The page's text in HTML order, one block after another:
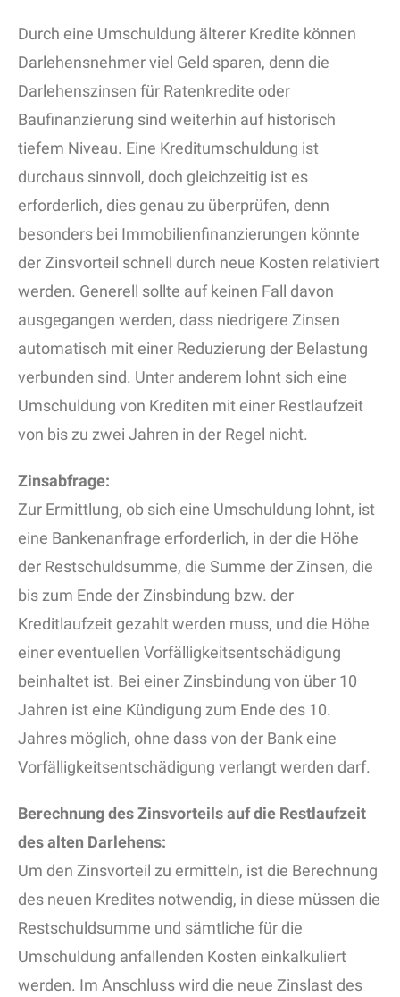
Durch eine Umschuldung älterer Kredite können
Darlehensnehmer viel Geld sparen, denn die
Darlehenszinsen für Ratenkredite oder
Baufinanzierung sind weiterhin auf historisch
tiefem Niveau. Eine Kreditumschuldung ist
durchaus sinnvoll, doch gleichzeitig ist es
erforderlich, dies genau zu überprüfen, denn
besonders bei Immobilienfinanzierungen könnte
der Zinsvorteil schnell durch neue Kosten relativiert
werden. Generell sollte auf keinen Fall davon
ausgegangen werden, dass niedrigere Zinsen
automatisch mit einer Reduzierung der Belastung
verbunden sind. Unter anderem lohnt sich eine
Umschuldung von Krediten mit einer Restlaufzeit
von bis zu zwei Jahren in der Regel nicht.
Zinsabfrage:
Zur Ermittlung, ob sich eine Umschuldung lohnt, ist
eine Bankenanfrage erforderlich, in der die Höhe
der Restschuldsumme, die Summe der Zinsen, die
bis zum Ende der Zinsbindung bzw. der
Kreditlaufzeit gezahlt werden muss, und die Höhe
einer eventuellen Vorfälligkeitsentschädigung
beinhaltet ist. Bei einer Zinsbindung von über 10
Jahren ist eine Kündigung zum Ende des 10.
Jahres möglich, ohne dass von der Bank eine
Vorfälligkeitsentschädigung verlangt werden darf.
Berechnung des Zinsvorteils auf die Restlaufzeit
des alten Darlehens:
Um den Zinsvorteil zu ermitteln, ist die Berechnung
des neuen Kredites notwendig, in diese müssen die
Restschuldsumme und sämtliche für die
Umschuldung anfallenden Kosten einkalkuliert
werden. Im Anschluss wird die neue Zinslast des